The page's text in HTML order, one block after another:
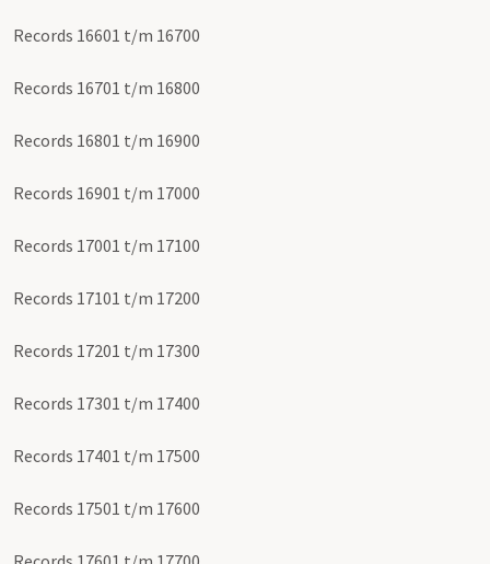
Records 16601 t/m 16700
Records 16701 t/m 16800
Records 16801 t/m 16900
Records 16901 t/m 17000
Records 17001 t/m 17100
Records 17101 t/m 17200
Records 17201 t/m 17300
Records 17301 t/m 17400
Records 17401 t/m 17500
Records 17501 t/m 17600